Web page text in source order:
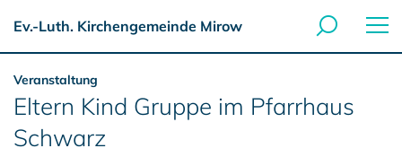
Ev.-Luth. Kirchengemeinde Mirow
Veranstaltung
Eltern Kind Gruppe im Pfarrhaus
Schwarz